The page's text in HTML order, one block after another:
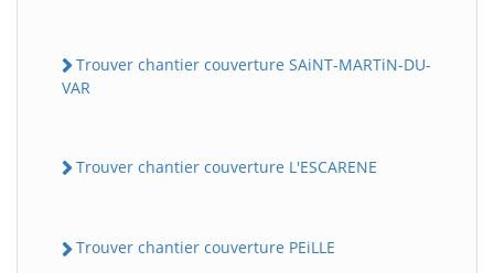
Trouver chantier couverture SAiNT-MARTiN-DU-
VAR
Trouver chantier couverture L'ESCARENE
Trouver chantier couverture PEiLLE